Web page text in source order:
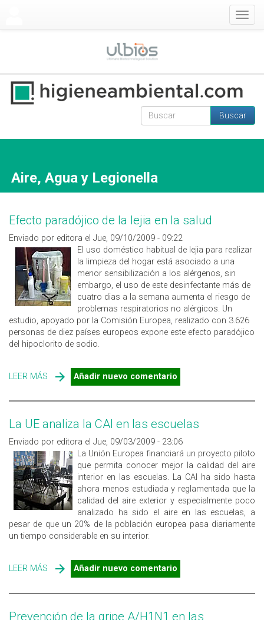
Formulario de
Buscar
Aire, Agua y Legionella
Efecto paradójico de la lejia en la salud
Enviado por editora el Jue, 09/10/2009 - 09:22
El uso doméstico habitual de lejia para realizar
la limpieza del hogar está asociado a una
menor sensibilización a los alérgenos, sin
embargo, el uso de este desinfectante más de
cuatro dias a la semana aumenta el riesgo de
problemas respiratorios no alérgicos. Un
estudio, apoyado por la Comisión Europea, realizado con 3.626
personas de diez países europeos expone este efecto paradójico
del hipoclorito de sodio.
LEER MÁS SOBRE EFECTO PARADÓJICO DE LA LEJIA EN LA SALUD
Añadir nuevo comentario
La UE analiza la CAI en las escuelas
Enviado por editora el Jue, 09/03/2009 - 23:06
La Unión Europea financiará un proyecto piloto
que permita conocer mejor la calidad del aire
interior en las escuelas. La CAI ha sido hasta
ahora menos estudiada y reglamentada que la
calidad del aire exterior y especialmente poco
analizado ha sido el aire en las escuelas, a
pesar de que un 20% de la población europea pasa diariamente
un tiempo considerable en su interior.
LEER MÁS SOBRE LA UE ANALIZA LA CAI EN LAS ESCUELAS
Añadir nuevo comentario
Prevención de la gripe A/H1N1 en las